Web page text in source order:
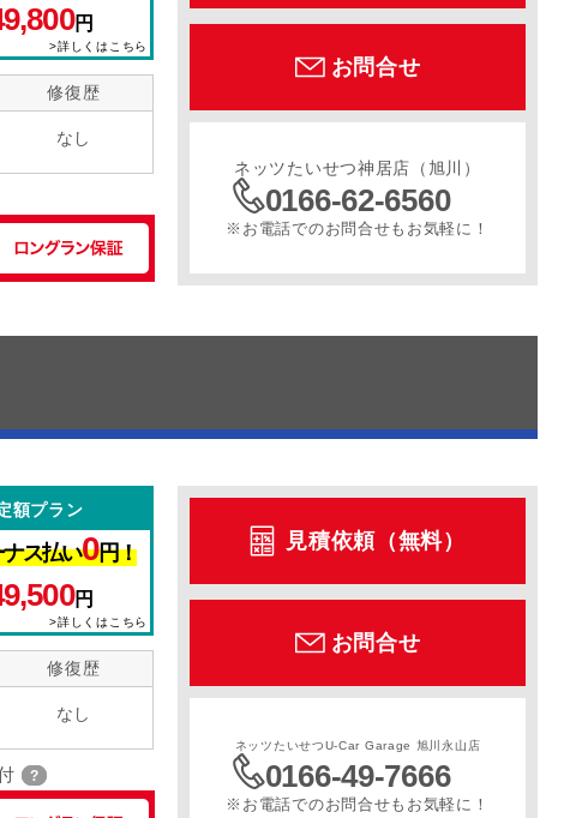
円
>詳しくはこちら
修復歴
なし
お問合せ
ネッツたいせつ神居店（旭川）
0166-62-6560
※お電話でのお問合せもお気軽に！
額プラン
ス払い0円！
円
>詳しくはこちら
修復歴
なし
見積依頼（無料）
お問合せ
ネッツたいせつU-Car Garage 旭川永山店
0166-49-7666
※お電話でのお問合せもお気軽に！